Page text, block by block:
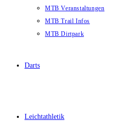
MTB Veranstaltungen
MTB Trail Infos
MTB Dirtpark
Darts
Leichtathletik